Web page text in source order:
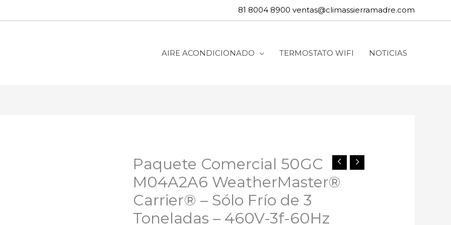
81 8004 8900 ventas@climassierramadre.com
AIRE ACONDICIONADO TERMOSTATO WIFI NOTICIAS
Paquete Comercial 50GC
M04A2A6 WeatherMaster®
Carrier®️ – Sólo Frío de 3
Toneladas – 460V-3f-60Hz